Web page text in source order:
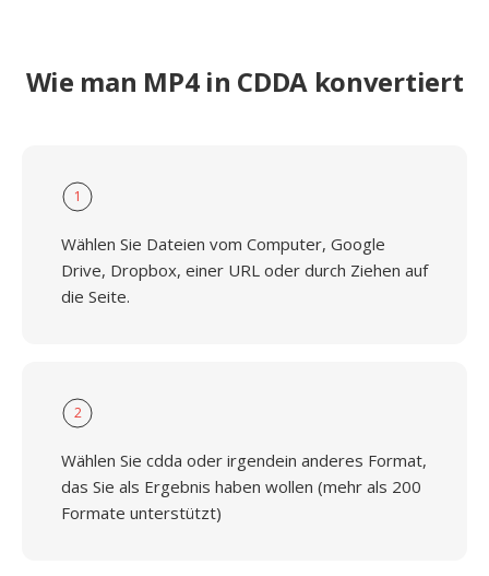
Wie man MP4 in CDDA konvertiert
1
Wählen Sie Dateien vom Computer, Google
Drive, Dropbox, einer URL oder durch Ziehen auf
die Seite.
2
Wählen Sie cdda oder irgendein anderes Format,
das Sie als Ergebnis haben wollen (mehr als 200
Formate unterstützt)